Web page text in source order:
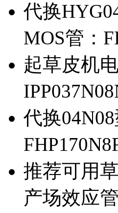
代换
MOS管：
起草皮机
代换
推荐可用
产场效应管